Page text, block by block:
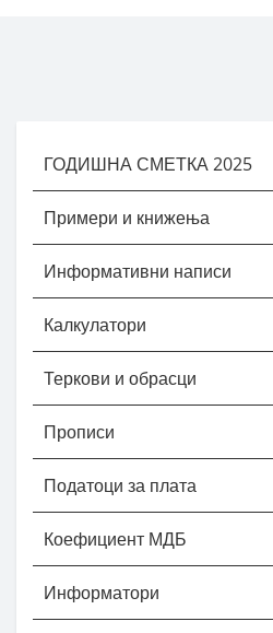
ГОДИШНА СМЕТКА 2025
Примери и книжења
Информативни написи
Калкулатори
Теркови и обрасци
Прописи
Податоци за плата
Коефициент МДБ
Информатори